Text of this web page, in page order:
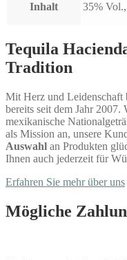
Inhalt 35%
Tequila
Tradition
Mit Herz und Leidenschaft
bereits seit dem Jahr 2007.
mexikanische
als Mission an, unsere
Auswahl an Produkten
Ihnen auch jederzeit für
Erfahren Sie mehr über uns
Mögliche